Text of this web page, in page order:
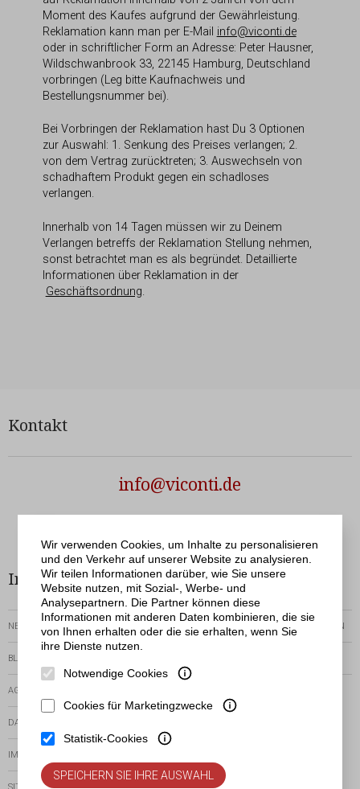
Moment des Kaufes aufgrund der Gewährleistung.
Reklamation kann man per E-Mail info@viconti.de
oder in schriftlicher Form an Adresse: Peter Hausner,
Wildschwanbrook 33, 22145 Hamburg, Deutschland
vorbringen (Leg bitte Kaufnachweis und
Bestellungsnummer bei).
Bei Vorbringen der Reklamation hast Du 3 Optionen
zur Auswahl: 1. Senkung des Preises verlangen; 2.
von dem Vertrag zurücktreten; 3. Auswechseln von
schadhaftem Produkt gegen ein schadloses
verlangen.
Innerhalb von 14 Tagen müssen wir zu Deinem
Verlangen betreffs der Reklamation Stellung nehmen,
sonst betrachtet man es als begründet. Detaillierte
Informationen über Reklamation in der
Geschäftsordnung.
Kontakt
info@viconti.de
Informationen
NEWSLETTER
BLOG
AGB
DATENSCHUTZERKLÄRUNG
IMPRESSUM
SITEMAP
Bestellservice
RÜCKGABEN-UND-REKLAMATIONEN
ZAHLUNGSMETHODEN
Wir verwenden Cookies, um Inhalte zu personalisieren
und den Verkehr auf unserer Website zu analysieren.
Wir teilen Informationen darüber, wie Sie unsere
Website nutzen, mit Sozial-, Werbe- und
Analysepartnern. Die Partner können diese
Informationen mit anderen Daten kombinieren, die sie
von Ihnen erhalten oder die sie erhalten, wenn Sie
ihre Dienste nutzen.
Notwendige Cookies
Cookies für Marketingzwecke
Statistik-Cookies
SPEICHERN SIE IHRE AUSWAHL